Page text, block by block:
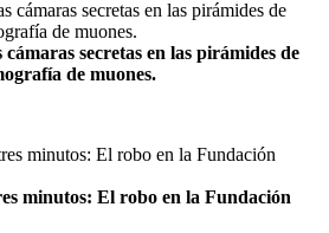
secretas en las pirámides de
de muones.
minutos: El robo en la Fundación